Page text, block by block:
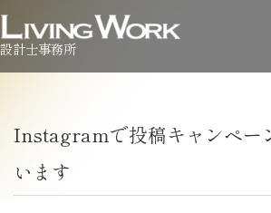
設計士事務所
Instagramで投稿キャンペー
います